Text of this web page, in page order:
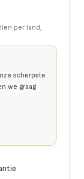
per land,
scherpste
we graag